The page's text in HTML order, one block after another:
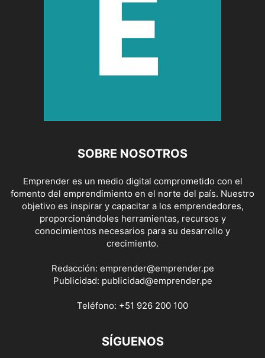
SOBRE NOSOTROS
Emprender es un medio digital comprometido con el
fomento del emprendimiento en el norte del país. Nuestro
objetivo es inspirar y capacitar a los emprendedores,
proporcionándoles herramientas, recursos y
conocimientos necesarios para su desarrollo y
crecimiento.
Redacción: emprender@emprender.pe
Publicidad: publicidad@emprender.pe
Teléfono: +51 926 200 100
SÍGUENOS